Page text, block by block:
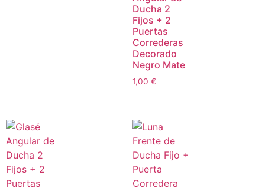
Ducha 2
Fijos + 2
Puertas
Correderas
Decorado
Negro Mate
1,00 €